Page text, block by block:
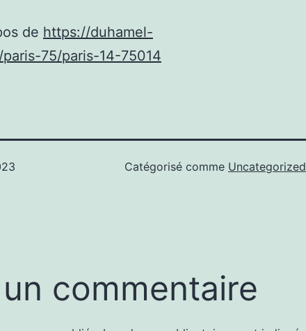
de https://duhamel-
75/paris-14-75014
Catégorisé comme Uncategorized
commentaire